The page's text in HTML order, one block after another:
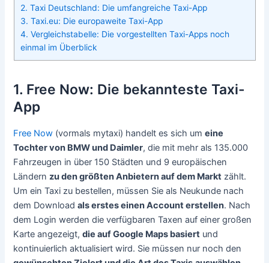
2. Taxi Deutschland: Die umfangreiche Taxi-App
3. Taxi.eu: Die europaweite Taxi-App
4. Vergleichstabelle: Die vorgestellten Taxi-Apps noch
einmal im Überblick
1. Free Now: Die bekannteste Taxi-
App
Free Now (vormals mytaxi) handelt es sich umeine
Tochter von BMW und Daimler, die mit mehr als 135.000
Fahrzeugen in über 150 Städten und 9 europäischen
Ländernzu den größten Anbietern auf dem Markt zählt.
Um ein Taxi zu bestellen, müssen Sie als Neukunde nach
dem Downloadals erstes einen Account erstellen. Nach
dem Login werden die verfügbaren Taxen auf einer großen
Karte angezeigt,die auf Google Maps basiert und
kontinuierlich aktualisiert wird. Sie müssen nur noch den